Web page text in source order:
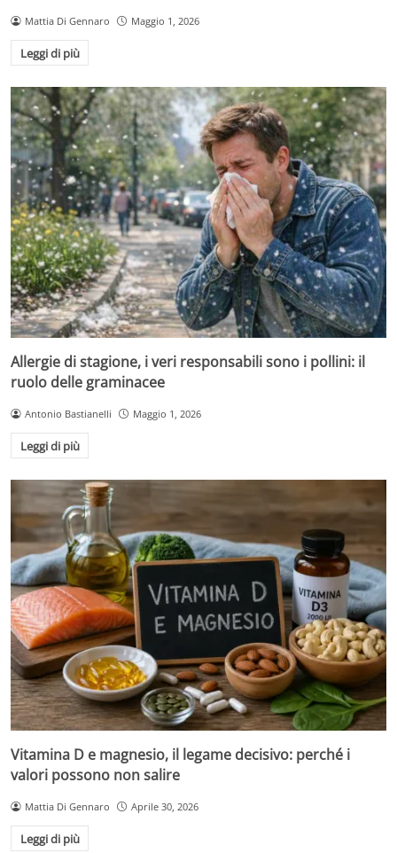
Mattia Di Gennaro Maggio 1, 2026
Leggi di più
Allergie di stagione, i veri responsabili sono i pollini: il
ruolo delle graminacee
Antonio Bastianelli Maggio 1, 2026
Leggi di più
Vitamina D e magnesio, il legame decisivo: perché i
valori possono non salire
Mattia Di Gennaro Aprile 30, 2026
Leggi di più